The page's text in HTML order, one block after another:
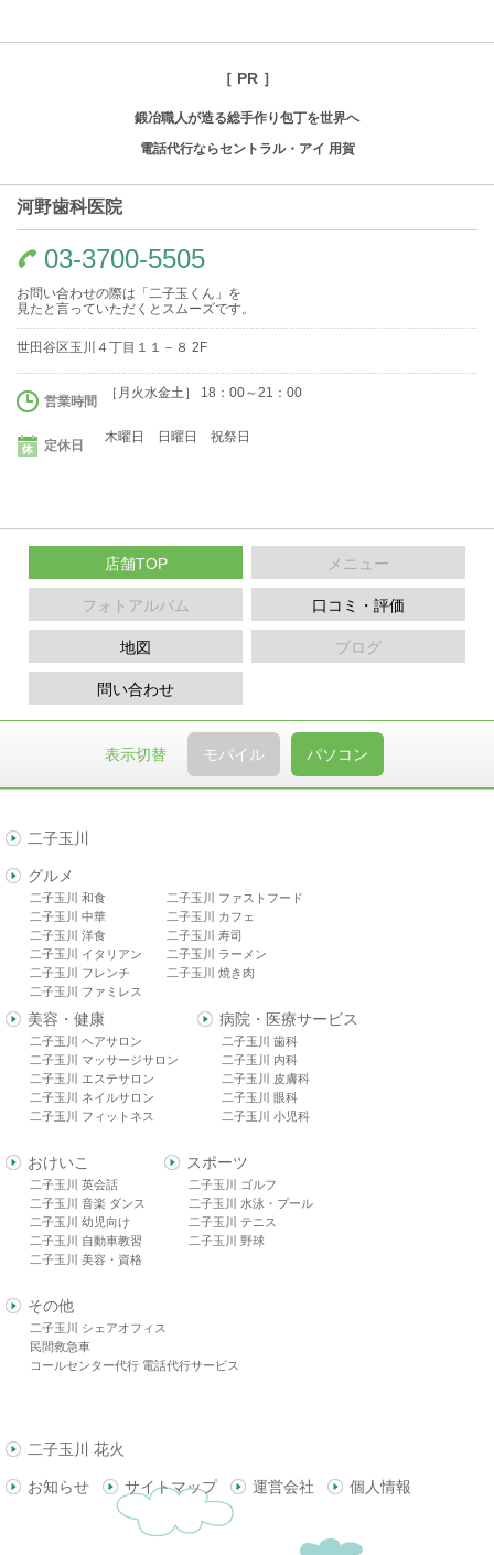
［ PR ］
鍛冶職人が造る総手作り包丁を世界へ
電話代行ならセントラル・アイ 用賀
河野歯科医院
03-3700-5505
お問い合わせの際は「二子玉くん」を
見たと言っていただくとスムーズです。
世田谷区玉川４丁目１１－８ 2F
営業時間
［月火水金土］ 18：00～21：00
定休日
木曜日 日曜日 祝祭日
店舗TOP メニュー
フォトアルバム 口コミ・評価
地図 ブログ
問い合わせ
表示切替 モバイル パソコン
二子玉川
グルメ
二子玉川 和食
二子玉川 中華
二子玉川 洋食
二子玉川 イタリアン
二子玉川 フレンチ
二子玉川 ファミレス
二子玉川 ファストフード
二子玉川 カフェ
二子玉川 寿司
二子玉川 ラーメン
二子玉川 焼き肉
美容・健康
二子玉川 ヘアサロン
二子玉川 マッサージサロン
二子玉川 エステサロン
二子玉川 ネイルサロン
二子玉川 フィットネス
病院・医療サービス
二子玉川 歯科
二子玉川 内科
二子玉川 皮膚科
二子玉川 眼科
二子玉川 小児科
おけいこ
二子玉川 英会話
二子玉川 音楽 ダンス
二子玉川 幼児向け
二子玉川 自動車教習
二子玉川 美容・資格
スポーツ
二子玉川 ゴルフ
二子玉川 水泳・プール
二子玉川 テニス
二子玉川 野球
その他
二子玉川 シェアオフィス
民間救急車
コールセンター代行 電話代行サービス
二子玉川 花火
お知らせ サイトマップ 運営会社 個人情報